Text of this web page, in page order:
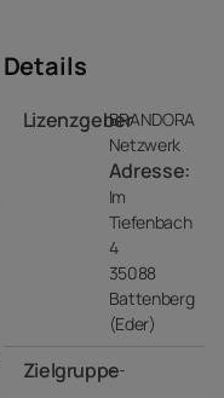
Details
LizenzgeberBRANDORA
Netzwerk
Adresse:
Im
Tiefenbach
4
35088
Battenberg
(Eder)
Zielgruppe- -